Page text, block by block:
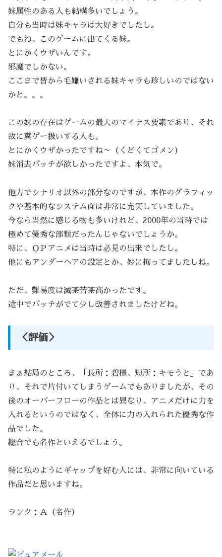
妹属性のある人も結構多いでしょう。
自分も当時は妹キャラは大好きでしたし。
でもね、このゲームに出てくる妹。
とにかくウザいんです。
邪魔でしかない。
ここまで皆から毛嫌いされる妹キャラも珍しいのではない
かと。。。
この妹の存在はゲームの最大のマイナス要素であり、それ
故に糞ゲー扱いする人も。
とにかくウザかったですね～（くどくてゴメン）
妹消去パッチが欲しかったですよ、本気で。
他方でシナリオ以外の部分なのですが、本作のグラフィッ
クや基本的なシステム面は非常に充実していました。
今なら当然に感じる物も多いけれど、2000年の当時では
極めて優秀な部類だったんじゃないでしょうか。
特に、ＯＰアニメは当時は必見の出来でしたし。
他にもアンダーヘアの設定とか、妙に拘ってましたしね。
ただ、難易度は滅茶苦茶高かったです。
途中でパッチがでて少し改善されましたけどね。
＜評価＞
まぁ結局のところ、「長所：碧様、短所：キモうと」であ
り、それで片付いてしまうゲームでもありましたが、その
後のオーバーフローの作品とは異なり、アニメだけに力を
入れるというのではなく、全体に力の入れられた優秀な作
品でした。
総合でも名作といえるでしょう。
特に私のようにギャップを好む人には、非常に向いている
作品だと思いますね。
ランク：Ａ（名作）